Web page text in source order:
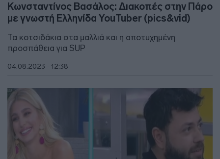
Κωνσταντίνος Βασάλος: Διακοπές στην Πάρο
με γνωστή Ελληνίδα YouTuber (pics&vid)
Τα κοτσιδάκια στα μαλλιά και η αποτυχημένη
προσπάθεια για SUP
04.08.2023 - 12:38